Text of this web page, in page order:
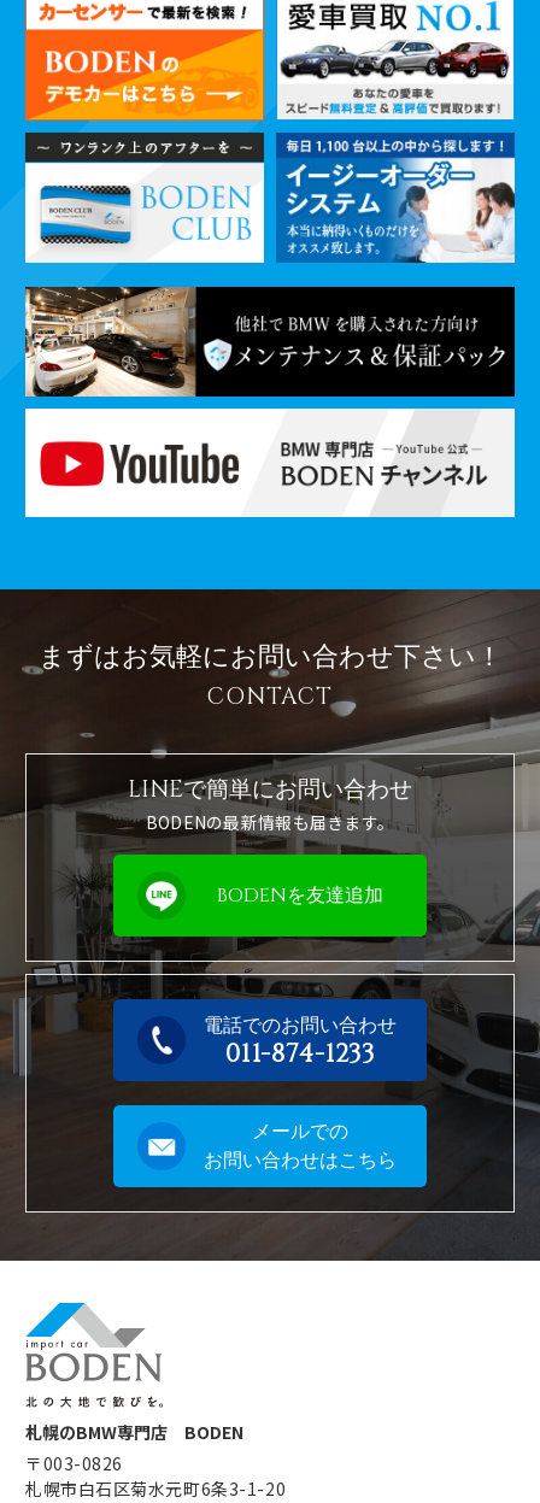
まずはお気軽にお問い合わせ下さい！
CONTACT
LINEで簡単にお問い合わせ
BODENの最新情報も届きます。
BODENを友達追加
電話でのお問い合わせ
011-874-1233
メールでの
お問い合わせはこちら
札幌のBMW専門店 BODEN
〒003-0826
札幌市白石区菊水元町6条3-1-20